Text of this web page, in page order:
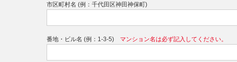
市区町村名 (例：千代田区神田神保町)
番地・ビル名 (例：1-3-5) マンション名は必ず記入してください。